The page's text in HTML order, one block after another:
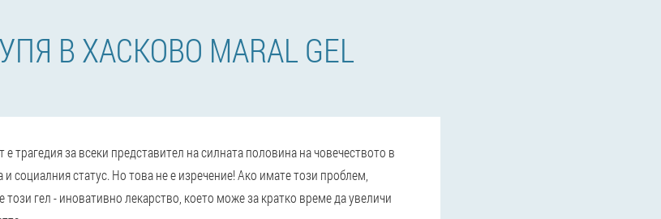
В ХАСКОВО MARAL GEL
е трагедия за всеки представител на силната половина на човечеството в
социалния статус. Но това не е изречение! Ако имате този проблем,
този гел - иновативно лекарство, което може за кратко време да увеличи